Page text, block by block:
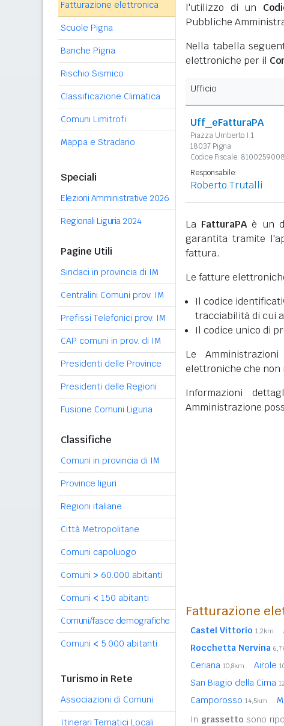
Fatturazione elettronica
Scuole Pigna
Banche Pigna
Rischio Sismico
Classificazione Climatica
Comuni Limitrofi
Mappa e Stradario
Speciali
Elezioni Amministrative 2026
Regionali Liguria 2024
Pagine Utili
Sindaci in provincia di IM
Centralini Comuni prov. IM
Prefissi Telefonici prov. IM
CAP comuni in prov. di IM
Presidenti delle Province
Presidenti delle Regioni
Fusione Comuni Liguria
Classifiche
Comuni in provincia di IM
Province liguri
Regioni italiane
Città Metropolitane
Comuni capoluogo
Comuni > 60.000 abitanti
Comuni < 150 abitanti
Comuni/fasce demografiche
Comuni < 5.000 abitanti
Turismo in Rete
Associazioni di Comuni
Itinerari Tematici Locali
l'utilizzo di un
Pubbliche
Nella tabella
elettroniche per il
Ufficio
Uff_eFatturaPA
Piazza Umberto I 1
18037 Pigna
Codice Fiscale:
Responsabile:
Roberto Trutalli
La FatturaPA è un
garantita tramite
fattura.
Le fatture
Il codice
tracciabilità di cui
Il codice unico di
Le
elettroniche che non
Informazioni
Amministrazione
Fatturazione
Castel Vittorio 1,2km
Rocchetta Nervina
Ceriana 10,8km Airole
San Biagio della Cima
Camporosso 14,5km
In grassetto sono